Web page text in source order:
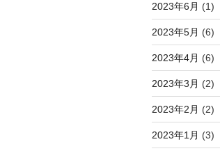
2023年6月 (1)
2023年5月 (6)
2023年4月 (6)
2023年3月 (2)
2023年2月 (2)
2023年1月 (3)